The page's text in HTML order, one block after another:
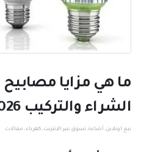
ما هي مزايا
الشراء والتركيب 2026
بيع اونلاين, أضاءة, تسوق عبر الإنترنت , كهرباء , مقالات